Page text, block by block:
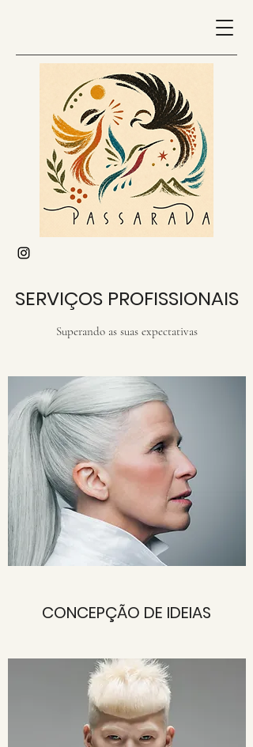
SERVIÇOS PROFISSIONAIS
Superando as suas expectativas
CONCEPÇÃO DE IDEIAS